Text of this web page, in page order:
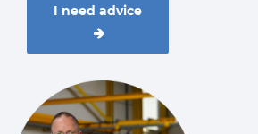
I need advice